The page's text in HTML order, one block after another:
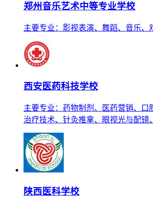
郑州音乐艺术中等专业学校
主要专业：影视表演、舞蹈、音乐、
西安医药科技学校
主要专业：药物制剂、医药营销、口
治疗技术、针灸推拿、眼视光与配镜
陕西医科学校